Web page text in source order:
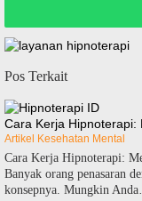
Pos Terkait
Cara Kerja Hipnoterapi:
Artikel Kesehatan Mental
Cara Kerja Hipnoterapi:
Banyak orang penasaran
konsepnya. Mungkin